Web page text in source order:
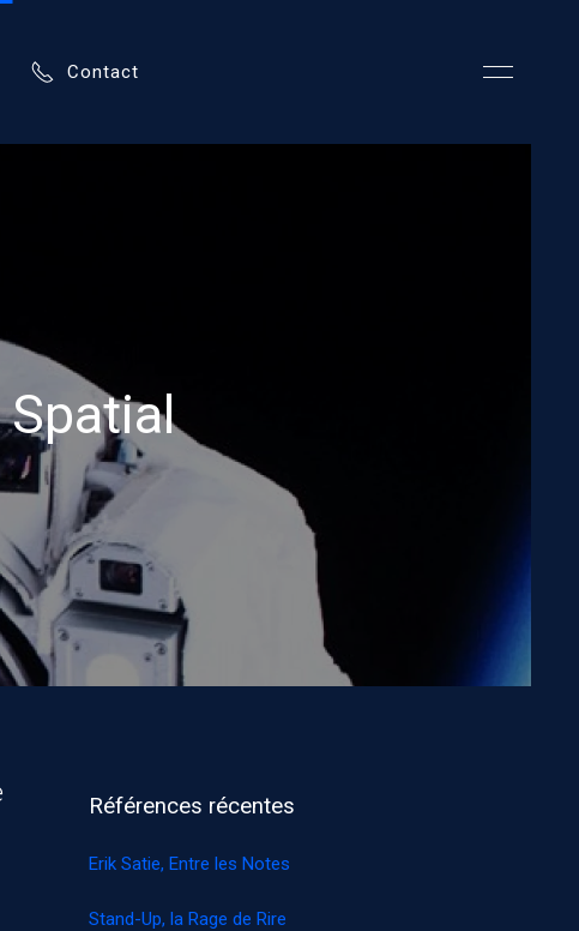
Contact
Références récentes
Erik Satie, Entre les Notes
Stand-Up, la Rage de Rire